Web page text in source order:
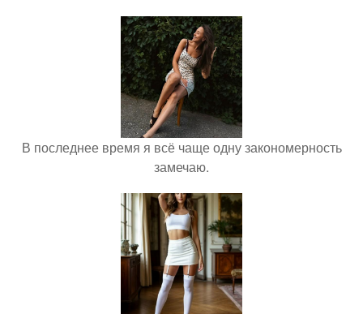
В последнее время я всё чаще одну закономерность
замечаю.